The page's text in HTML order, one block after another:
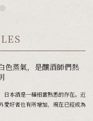
色蒸氣，是釀酒師們熱
日本酒是一種相當熟悉的存在。近
愛好者也有所增加，現在已經成為